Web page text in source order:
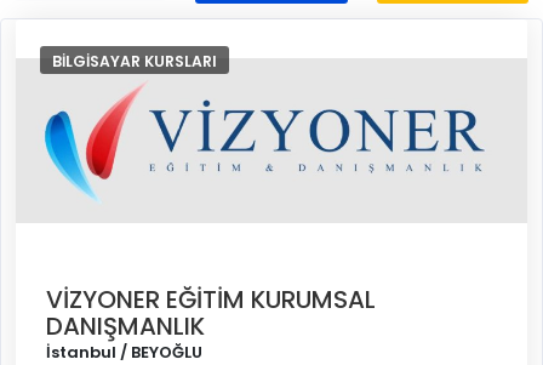
BILGISAYAR KURSLARI
VİZYONER EĞİTİM KURUMSAL
DANIŞMANLIK
İstanbul / BEYOĞLU